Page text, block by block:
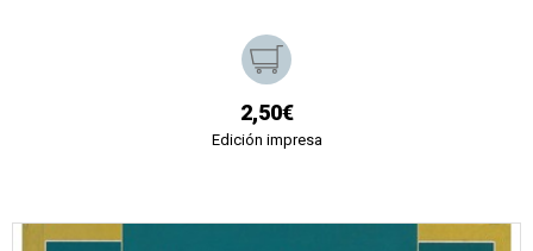
2,50€
Edición impresa